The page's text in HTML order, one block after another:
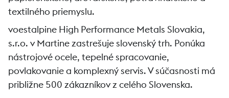
textilného priemyslu.
voestalpine High Performance Metals Slovakia,
s.r.o. v Martine zastrešuje slovenský trh. Ponúka
nástrojové ocele, tepelné spracovanie,
povlakovanie a komplexný servis. V súčasnosti má
približne 500 zákazníkov z celého Slovenska.